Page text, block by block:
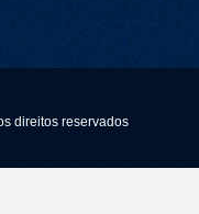
direitos reservados